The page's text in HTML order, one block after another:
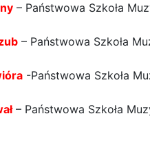
– Państwowa Szkoła
– Państwowa Szkoła
-Państwowa Szkoła
– Państwowa Szkoła